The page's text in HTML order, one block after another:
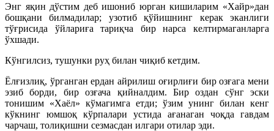
Энг яқин дўстим деб ишониб юрган кишиларим «Хайр»дан
бошқани билмадилар; узотиб қўйишнинг керак эканлиги
тўғрисида ўйлариға тариқча бир нарса келтирмаганларга
ўхшади.
Кўнгилсиз, тушунки руҳ билан чиқиб кетдим.
Ёлғизлиқ, ўрганган ердан айрилиш оғирлиғи бир озғага мени
эзиб борди, бир озғача қийналдим. Бир оздан сўнг эски
тонишим «Хаёл» кўмагимга етди; ўзим унинг билан кенг
кўкнинг юмшоқ кўрпалари устида ағанаган чоқда гавдам
чарчаш, толиқишни сезмасдан илгари отилар эди.